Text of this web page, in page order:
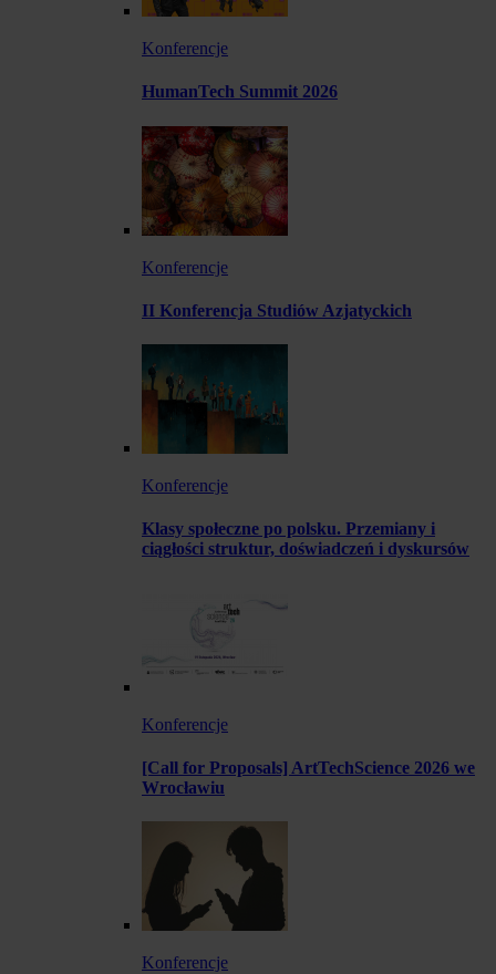
Konferencje
HumanTech Summit 2026
Konferencje
II Konferencja Studiów Azjatyckich
Konferencje
Klasy społeczne po polsku. Przemiany i
ciągłości struktur, doświadczeń i dyskursów
Konferencje
[Call for Proposals] ArtTechScience 2026 we
Wrocławiu
Konferencje